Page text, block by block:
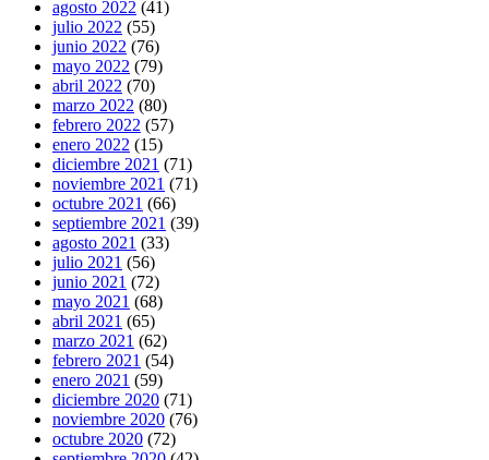
agosto 2022 (41)
julio 2022 (55)
junio 2022 (76)
mayo 2022 (79)
abril 2022 (70)
marzo 2022 (80)
febrero 2022 (57)
enero 2022 (15)
diciembre 2021 (71)
noviembre 2021 (71)
octubre 2021 (66)
septiembre 2021 (39)
agosto 2021 (33)
julio 2021 (56)
junio 2021 (72)
mayo 2021 (68)
abril 2021 (65)
marzo 2021 (62)
febrero 2021 (54)
enero 2021 (59)
diciembre 2020 (71)
noviembre 2020 (76)
octubre 2020 (72)